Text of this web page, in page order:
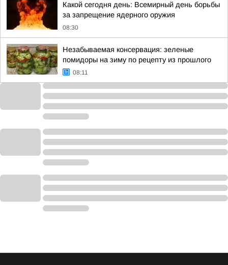
Какой сегодня день: Всемирный день борьбы
за запрещение ядерного оружия
08:30
Незабываемая консервация: зеленые
помидоры на зиму по рецепту из прошлого
08:11